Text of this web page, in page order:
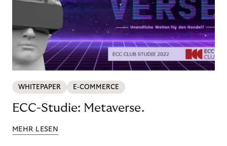
WHITEPAPER E-COMMERCE
ECC-Studie: Metaverse.
MEHR LESEN